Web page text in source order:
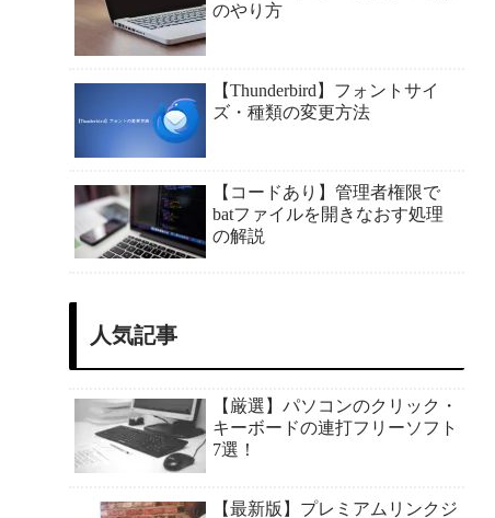
のやり方
【Thunderbird】フォントサイ
ズ・種類の変更方法
【コードあり】管理者権限で
batファイルを開きなおす処理
の解説
人気記事
【厳選】パソコンのクリック・
キーボードの連打フリーソフト
7選！
【最新版】プレミアムリンクジ